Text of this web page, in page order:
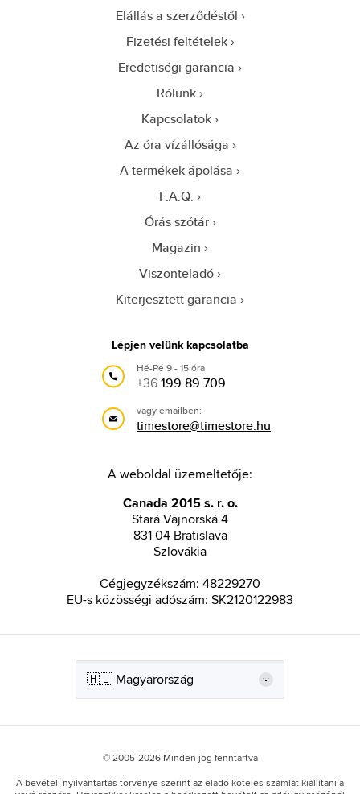
Elállás a szerződéstől
Fizetési feltételek
Eredetiségi garancia
Rólunk
Kapcsolatok
Az óra vízállósága
A termékek ápolása
F.A.Q.
Órás szótár
Magazin
Viszonteladó
Kiterjesztett garancia
Lépjen velünk kapcsolatba
Hé-Pé 9 - 15 óra
+36199 89 709
vagy emailben:
timestore@timestore.hu
A weboldal üzemeltetője:
Canada 2015 s. r. o.
Stará Vajnorská 4
831 04 Bratislava
Szlovákia
Cégjegyzékszám: 48229270
EU-s közösségi adószám: SK2120122983
© 2005-2026 Minden jog fenntartva
A bevételi nyilvántartás törvénye szerint az eladó köteles számlát kiállítani a